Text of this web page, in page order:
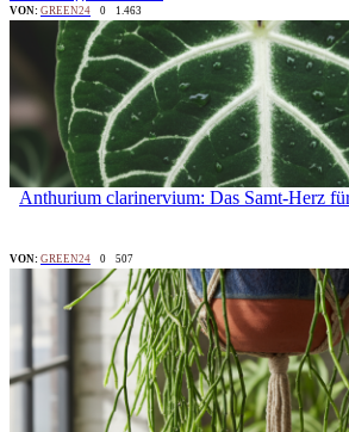
VON: GREEN24 0 1.463
Anthurium clarinervium: Das Samt-Herz
VON: GREEN24 0 507